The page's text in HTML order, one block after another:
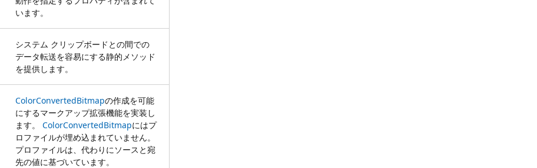
います。
システム クリップボードとの間での
データ転送を容易にする静的メソッド
を提供します。
ColorConvertedBitmapの作成を可能
にするマークアップ拡張機能を実装し
ます。 ColorConvertedBitmapにはプ
ロファイルが埋め込まれていません。
プロファイルは、代わりにソースと宛
先の値に基づいています。